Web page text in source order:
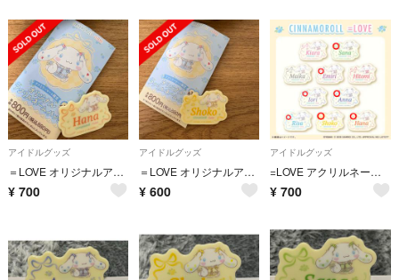
アイドルグッズ
＝LOVE オリジナルアクリルネームバッジ イコラブ シナモン はな
¥ 700
アイドルグッズ
＝LOVE オリジナルアクリルネームバッジ イコラブ シナモン 瀧脇笙古
¥ 600
アイドルグッズ
=LOVE アクリルネームバッジ ファミリーマート
¥ 700